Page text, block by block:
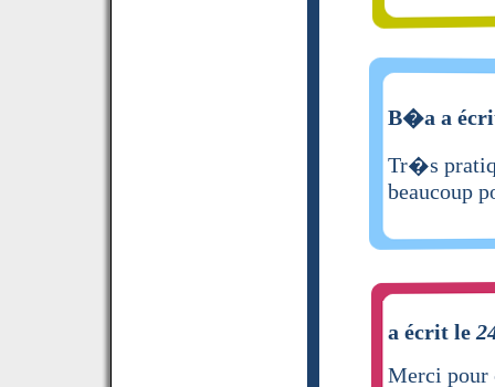
B�a a
Tr�s
beaucoup
a écrit le
Merci pour